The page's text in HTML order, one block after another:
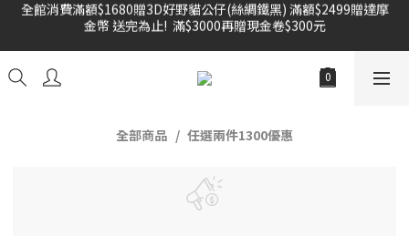
雙倍奉還 歡慶父親節全館褲類任選兩件88折!!!
金幣 送完為止!  滿$3000再贈現金卷$300元
全部商品 任選兩件1300優惠